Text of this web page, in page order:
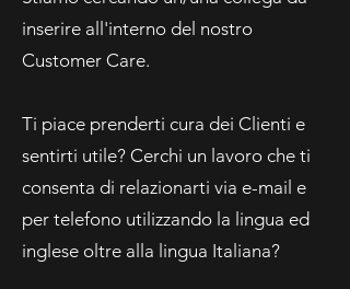
inserire all'interno del nostro
Customer Care.
Ti piace prenderti cura dei Clienti e
sentirti utile? Cerchi un lavoro che ti
consenta di relazionarti via e-mail e
per telefono utilizzando la lingua ed
inglese oltre alla lingua Italiana?